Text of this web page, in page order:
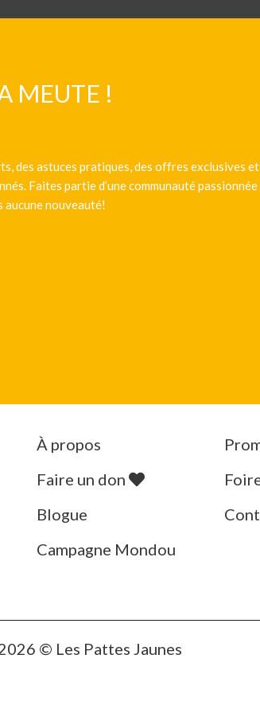
MEUTE !
des astuces pratiques, des offres exclusives
Faites partie d’une communauté passionnée
aucune nouveauté!
À propos
Faire un don
Blogue
Campagne Mondou
© Les Pattes Jaunes